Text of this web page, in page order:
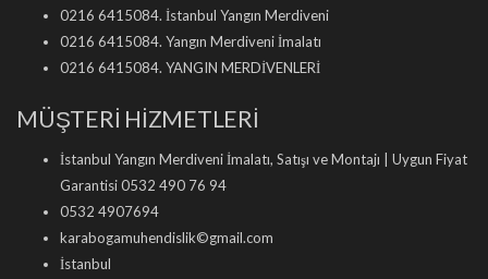
0216 6415084. İstanbul Yangın Merdiveni
0216 6415084. Yangın Merdiveni İmalatı
0216 6415084. YANGIN MERDİVENLERİ
MÜŞTERİ HİZMETLERİ
İstanbul Yangın Merdiveni İmalatı, Satışı ve Montajı | Uygun Fiyat
Garantisi 0532 490 76 94
0532 4907694
karabogamuhendislik©gmail.com
İstanbul